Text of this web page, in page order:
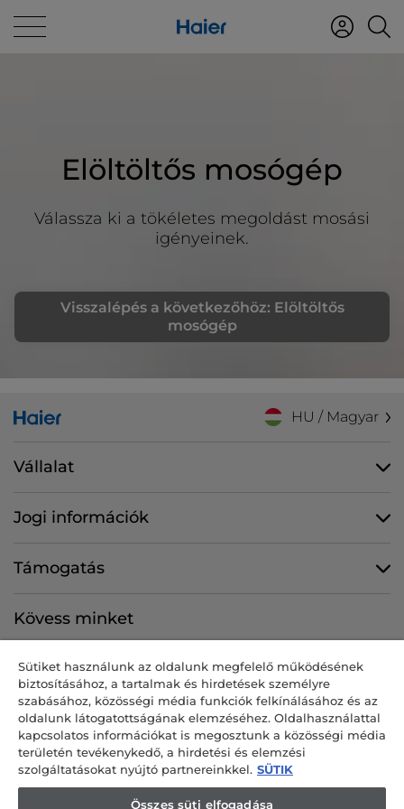
Elöltöltős mosógép
Válassza ki a tökéletes megoldást mosási
igényeinek.
Visszalépés a következőhöz: Elöltöltős
mosógép
HU / Magyar
Vállalat
Jogi információk
Támogatás
Kövess minket
CANDY HOOVER GROUP S.r.I. egyszemélyes társaság – BEJEGYZETT
SZÉKHELY: Via Comolli, 57 – 20861 Brugherio (MB) – Olaszország –
BEJEGYZETT TELEPHELYEK: Via Privata Eden Fumagalli snc – 20861
Brugherio (MB) és Via Trento n. 20/A-22 – 20871 Vimercate (MB) –
tőke: 35 000 000 00 € teljes egészében befizetve – a Milan-Monza-
Sütiket használunk az oldalunk megfelelő működésének
biztosításához, a tartalmak és hirdetések személyre
szabásához, közösségi média funkciók felkínálásához és az
oldalunk látogatottságának elemzéséhez. Oldalhasználattal
kapcsolatos információkat is megosztunk a közösségi média
területén tevékenykedő, a hirdetési és elemzési
szolgáltatásokat nyújtó partnereinkkel. SÜTIK
Összes süti elfogadása